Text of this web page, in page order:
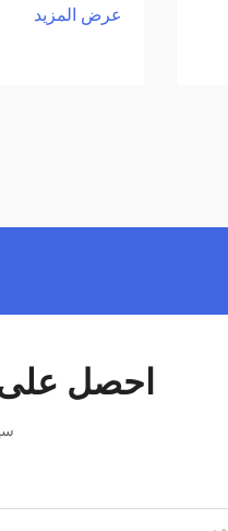
عرض المزيد
احصل